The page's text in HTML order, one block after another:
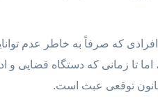
که صرفاً به خاطر عدم
زمانی که دستگاه قضایی و
توقعی عبث است.